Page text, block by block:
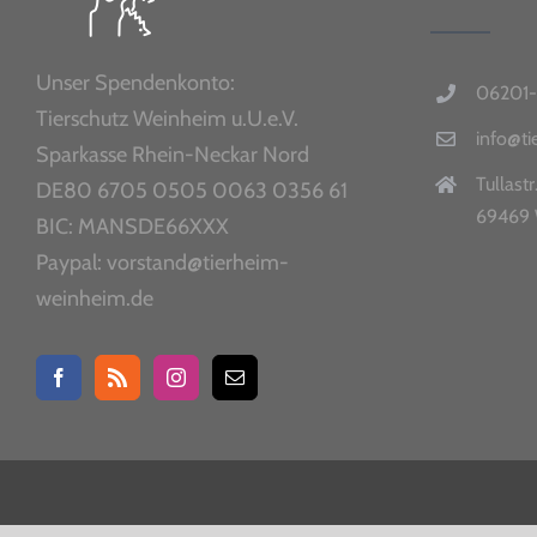
Unser Spendenkonto:
Tierschutz Weinheim u.U.e.V.
Sparkasse Rhein-Neckar Nord
DE80 6705 0505 0063 0356 61
BIC: MANSDE66XXX
Paypal: vorstand@tierheim-
weinheim.de
69469